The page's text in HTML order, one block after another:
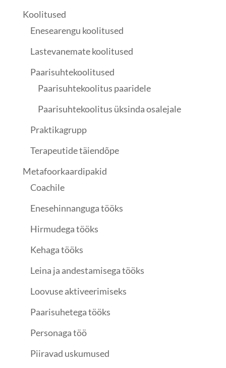
Koolitused
Enesearengu koolitused
Lastevanemate koolitused
Paarisuhtekoolitused
Paarisuhtekoolitus paaridele
Paarisuhtekoolitus üksinda osalejale
Praktikagrupp
Terapeutide täiendõpe
Metafoorkaardipakid
Coachile
Enesehinnanguga tööks
Hirmudega tööks
Kehaga tööks
Leina ja andestamisega tööks
Loovuse aktiveerimiseks
Paarisuhetega tööks
Personaga töö
Piiravad uskumused